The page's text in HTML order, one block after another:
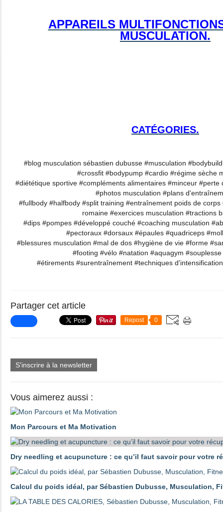
APPAREILS
MUSCULATION.
CATÉGORIES.
#blog musculation sébastien dubusse #musculation
#crossfit #bodypump #cardio #régime sèche
#diététique sportive #compléments alimentaires #minceur #perte
#photos musculation #plans
#fullbody #halfbody #split training #entraînement poids de
romaine #exercices musculation #tractions
#dips #pompes #développé couché #coaching musculation
#pectoraux #dorsaux #épaules #quadriceps
#blessures musculation #mal de dos #hygiène de vie #forme
#footing #vélo #natation #aquagym
#étirements #surentraînement #techniques
Partager cet article
Repost 0
S'inscrire à la newsletter
Vous aimerez aussi :
Mon Parcours et Ma Motivation
Dry needling et acupuncture : ce qu’il faut savoir pour votre
Calcul du poids idéal, par Sébastien Dubusse, Musculation,